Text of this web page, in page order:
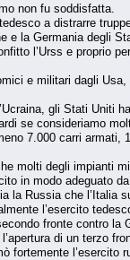
non fu soddisfatta.
a distrarre
e la Germania degli
l’Urss e proprio
e militari dagli
gli Stati Uniti
se consideriamo
7.000 carri
molti degli impianti
in modo adeguato da
la Russia che l’Italia
l’esercito
fronte contro
di un terzo
fortemente l’esercito